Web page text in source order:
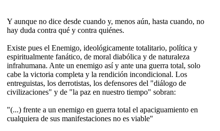
Y aunque no dice desde cuando y, menos aún, hasta cuando, no
hay duda contra qué y contra quiénes.
Existe pues el Enemigo, ideológicamente totalitario, política y
espiritualmente fanático, de moral diabólica y de naturaleza
infrahumana. Ante un enemigo así y ante una guerra total, solo
cabe la victoria completa y la rendición incondicional. Los
entreguistas, los derrotistas, los defensores del "diálogo de
civilizaciones" y de "la paz en nuestro tiempo" sobran:
"(...) frente a un enemigo en guerra total el apaciguamiento en
cualquiera de sus manifestaciones no es viable"